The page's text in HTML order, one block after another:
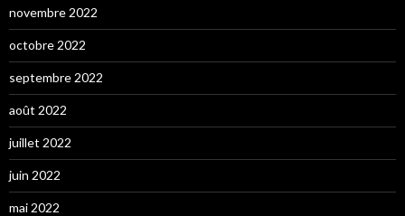
novembre 2022
octobre 2022
septembre 2022
août 2022
juillet 2022
juin 2022
mai 2022